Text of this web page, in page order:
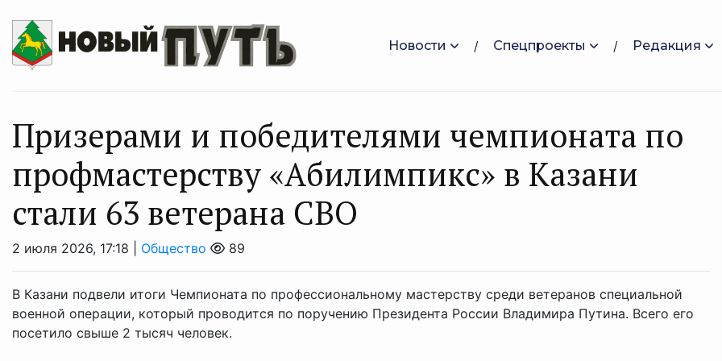
Новости Спецпроекты Редакция
Призерами и победителями чемпионата по
профмастерству «Абилимпикс» в Казани
стали 63 ветерана СВО
2 июля 2026, 17:18 | Общество 89
В Казани подвели итоги Чемпионата по профессиональному мастерству среди ветеранов специальной
военной операции, который проводится по поручению Президента России Владимира Путина. Всего его
посетило свыше 2 тысяч человек.